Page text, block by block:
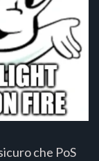
che PoS